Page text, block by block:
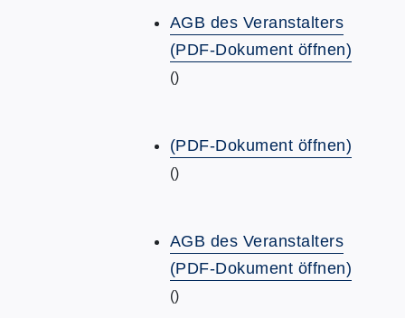
AGB des Veranstalters
(PDF-Dokument öffnen)
()
(PDF-Dokument öffnen)
()
AGB des Veranstalters
(PDF-Dokument öffnen)
()